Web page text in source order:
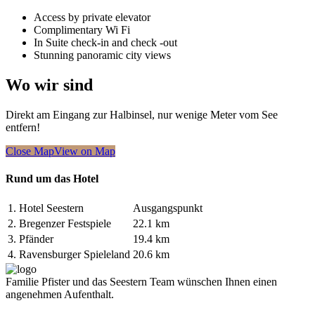
Access by private elevator
Complimentary Wi Fi
In Suite check-in and check -out
Stunning panoramic city views
Wo wir sind
Direkt am Eingang zur Halbinsel, nur wenige Meter vom See
entfern!
Close MapView on Map
Rund um das Hotel
1. Hotel Seestern
Ausgangspunkt
2. Bregenzer Festspiele
22.1 km
3. Pfänder
19.4 km
4. Ravensburger Spieleland 20.6 km
Familie Pfister und das Seestern Team wünschen Ihnen einen
angenehmen Aufenthalt.